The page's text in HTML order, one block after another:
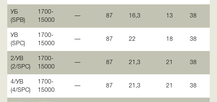
УБ
(SPB)
1700-
15000
— 87 16,3 13 38
УВ
(SPC)
1700-
15000
— 87 22 18 38
2/УВ
(2/SPC)
1700-
15000
— 87 21,3 21 38
4/УВ
(4/SPC)
1700-
15000
— 87 21,3 21 38